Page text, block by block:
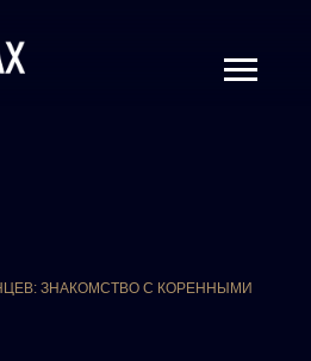
ЗНАКОМСТВО С КОРЕННЫМИ